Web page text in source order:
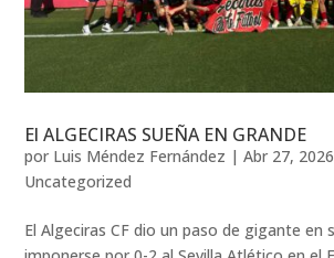
El ALGECIRAS SUEÑA EN GRANDE
por Luis Méndez Fernández |Abr 27, 2026
Uncategorized
El Algeciras CF dio un paso de gigante en